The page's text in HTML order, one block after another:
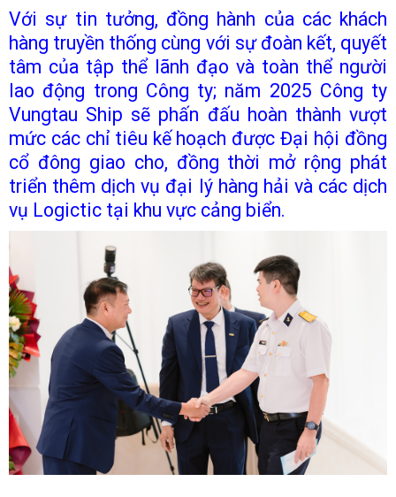
Với sự tin tưởng, đồng hành của các khách
hàng truyền thống cùng với sự đoàn kết, quyết
tâm của tập thể lãnh đạo và toàn thể người
lao động trong Công ty; năm 2025 Công ty
Vungtau Ship sẽ phấn đấu hoàn thành vượt
mức các chỉ tiêu kế hoạch được Đại hội đồng
cổ đông giao cho, đồng thời mở rộng phát
triển thêm dịch vụ đại lý hàng hải và các dịch
vụ Logictic tại khu vực cảng biển.